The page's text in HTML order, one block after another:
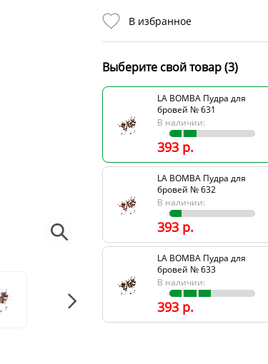
В избранное
Выберите свой товар (3)
LA BOMBA Пудра для
бровей № 631
В наличии:
393 р.
LA BOMBA Пудра для
бровей № 632
В наличии:
393 р.
LA BOMBA Пудра для
бровей № 633
В наличии:
393 р.